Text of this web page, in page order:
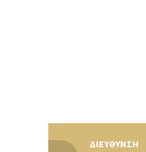
ΔΙΕΥΘΥΝΣΗ